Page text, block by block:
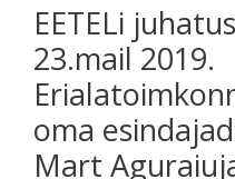
EETELi
23.mail 2019.
oma
Mart